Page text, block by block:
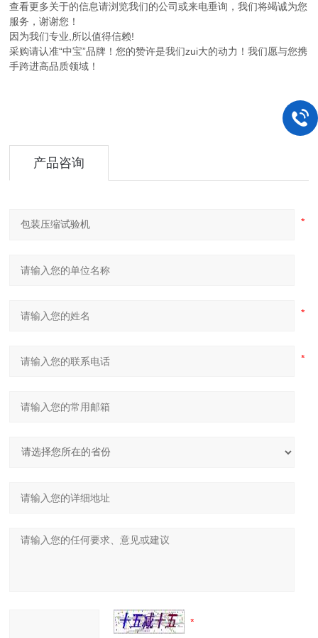
查看更多关于的信息请浏览我们的公司或来电垂询，我们将竭诚为您
服务，谢谢您！
因为我们专业,所以值得信赖!
采购请认准“中宝”品牌！您的赞许是我们zui大的动力！我们愿与您携
手跨进高品质领域！
产品咨询